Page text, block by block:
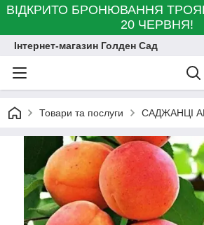
ВІДКРИТО БРОНЮВАННЯ
20 ЧЕРВНЯ!
Інтернет-магазин Голден Сад
Товари та послуги САДЖАНЦІ